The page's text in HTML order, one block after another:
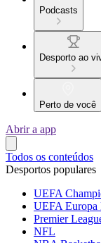
Podcasts
Desporto ao
Perto de você
Abrir a app
Todos os conteúdos
Desportos populares
UEFA
UEFA Europa
Premier
NFL